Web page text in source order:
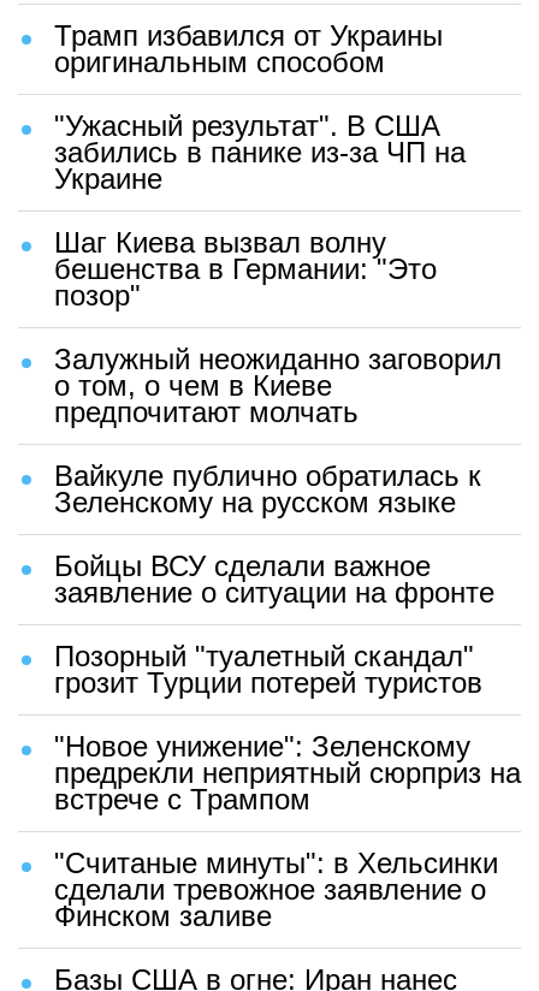
Трамп избавился от Украины
оригинальным способом
"Ужасный результат". В США
забились в панике из-за ЧП на
Украине
Шаг Киева вызвал волну
бешенства в Германии: "Это
позор"
Залужный неожиданно заговорил
о том, о чем в Киеве
предпочитают молчать
Вайкуле публично обратилась к
Зеленскому на русском языке
Бойцы ВСУ сделали важное
заявление о ситуации на фронте
Позорный "туалетный скандал"
грозит Турции потерей туристов
"Новое унижение": Зеленскому
предрекли неприятный сюрприз на
встрече с Трампом
"Считаные минуты": в Хельсинки
сделали тревожное заявление о
Финском заливе
Базы США в огне: Иран нанес